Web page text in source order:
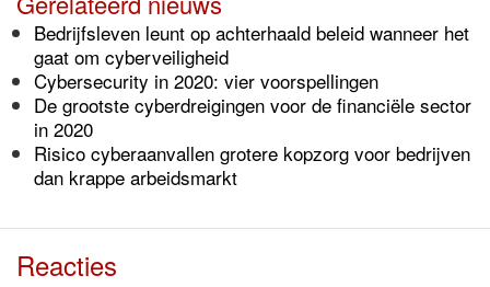
Bedrijfsleven leunt op achterhaald beleid wanneer het
gaat om cyberveiligheid
Cybersecurity in 2020: vier voorspellingen
De grootste cyberdreigingen voor de financiële sector
in 2020
Risico cyberaanvallen grotere kopzorg voor bedrijven
dan krappe arbeidsmarkt
Reacties